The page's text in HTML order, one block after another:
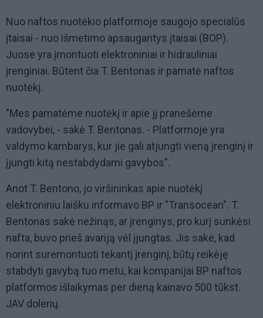
Nuo naftos nuotėkio platformoje saugojo specialūs
įtaisai - nuo išmetimo apsaugantys įtaisai (BOP).
Juose yra įmontuoti elektroniniai ir hidrauliniai
įrenginiai. Būtent čia T. Bentonas ir pamatė naftos
nuotėkį.
"Mes pamatėme nuotėkį ir apie jį pranešėme
vadovybei, - sakė T. Bentonas. - Platformoje yra
valdymo kambarys, kur jie gali atjungti vieną įrenginį ir
įjungti kitą nestabdydami gavybos".
Anot T. Bentono, jo viršininkas apie nuotėkį
elektroniniu laišku informavo BP ir "Transocean". T.
Bentonas sakė nežinąs, ar įrenginys, pro kurį sunkėsi
nafta, buvo prieš avariją vėl įjungtas. Jis sakė, kad
norint suremontuoti tekantį įrenginį, būtų reikėję
stabdyti gavybą tuo metu, kai kompanijai BP naftos
platformos išlaikymas per dieną kainavo 500 tūkst.
JAV dolerių.